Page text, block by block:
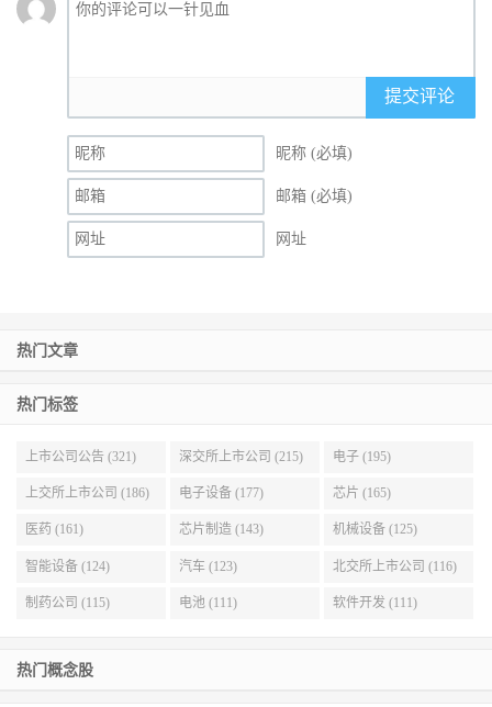
提交评论
昵称 (必填)
邮箱 (必填)
网址
热门文章
热门标签
上市公司公告 (321) 深交所上市公司 (215) 电子 (195)
上交所上市公司 (186) 电子设备 (177) 芯片 (165)
医药 (161) 芯片制造 (143) 机械设备 (125)
智能设备 (124) 汽车 (123) 北交所上市公司 (116)
制药公司 (115) 电池 (111) 软件开发 (111)
热门概念股